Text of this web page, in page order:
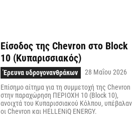
Είσοδος της Chevron στο Block
10 (Κυπαρισσιακός)
Έρευνα υδρογονανθράκων
28 Μαΐου 2026
Επίσημο αίτημα για τη συμμετοχή της Chevron
στην παραχώρηση ΠΕΡΙΟΧΗ 10 (Block 10),
ανοιχτά του Κυπαρισσιακού Κόλπου, υπέβαλαν
οι Chevron και HELLENiQ ENERGY.